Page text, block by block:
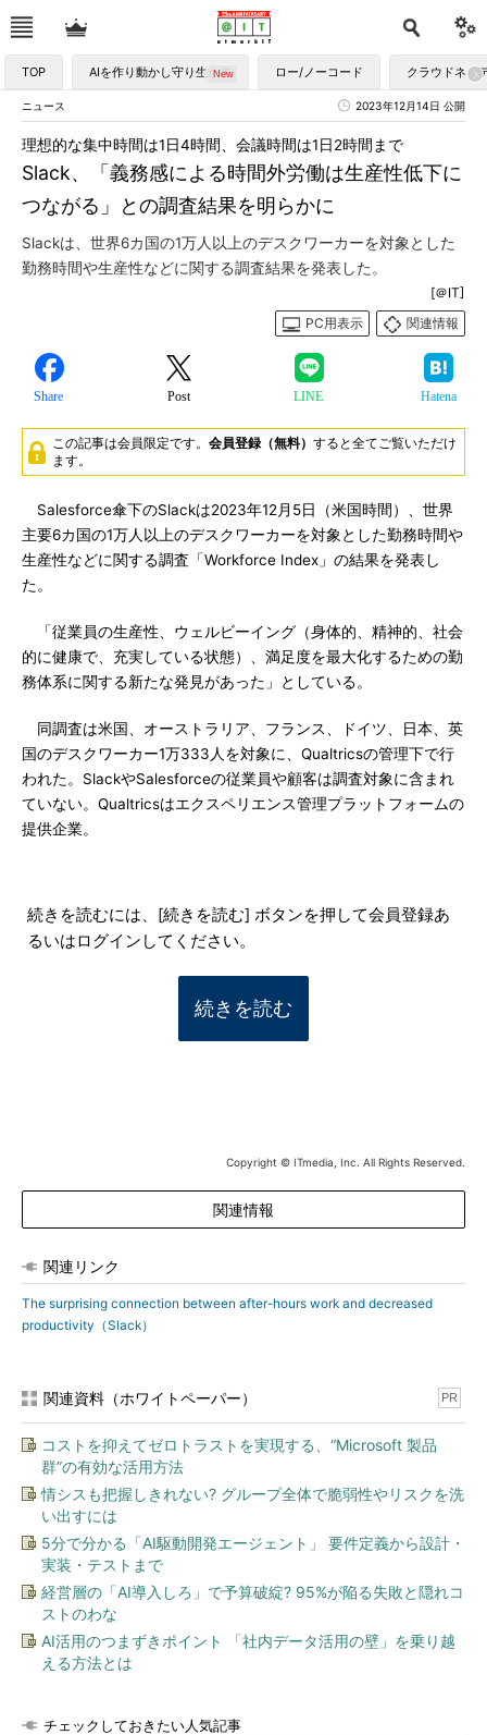
TOP AIを作り動かし守り生かす ロー/ノーコード クラウドネイ
ニュース 2023年12月14日 公開
Slack、「義務感による時間外労働は生産性低下に
つながる」との調査結果を明らかに
理想的な集中時間は1日4時間、会議時間は1日2時間まで
Slackは、世界6カ国の1万人以上のデスクワーカーを対象とした
勤務時間や生産性などに関する調査結果を発表した。
[＠IT]
PC用表示
関連情報
Share Post LINE Hatena
この記事は会員限定です。 会員登録（無料） すると全てご覧いただけ
ます。
Salesforce傘下のSlackは2023年12月5日（米国時間）、世界
主要6カ国の1万人以上のデスクワーカーを対象とした勤務時間や
生産性などに関する調査「Workforce Index」の結果を発表し
た。
「従業員の生産性、ウェルビーイング（身体的、精神的、社会
的に健康で、充実している状態）、満足度を最大化するための勤
務体系に関する新たな発見があった」としている。
同調査は米国、オーストラリア、フランス、ドイツ、日本、英
国のデスクワーカー1万333人を対象に、Qualtricsの管理下で行
われた。SlackやSalesforceの従業員や顧客は調査対象に含まれ
ていない。Qualtricsはエクスペリエンス管理プラットフォームの
提供企業。
続きを読むには、[続きを読む] ボタンを押して会員登録あ
るいはログインしてください。
続きを読む
Copyright © ITmedia, Inc. All Rights Reserved.
関連情報
関連リンク
The surprising connection between after-hours work and decreased
productivity（Slack）
関連資料（ホワイトペーパー） PR
コストを抑えてゼロトラストを実現する、“Microsoft 製品
群”の有効な活用方法
情シスも把握しきれない? グループ全体で脆弱性やリスクを洗
い出すには
5分で分かる「AI駆動開発エージェント」 要件定義から設計・
実装・テストまで
経営層の「AI導入しろ」で予算破綻? 95%が陥る失敗と隠れコ
ストのわな
AI活用のつまずきポイント 「社内データ活用の壁」を乗り越
える方法とは
チェックしておきたい人気記事